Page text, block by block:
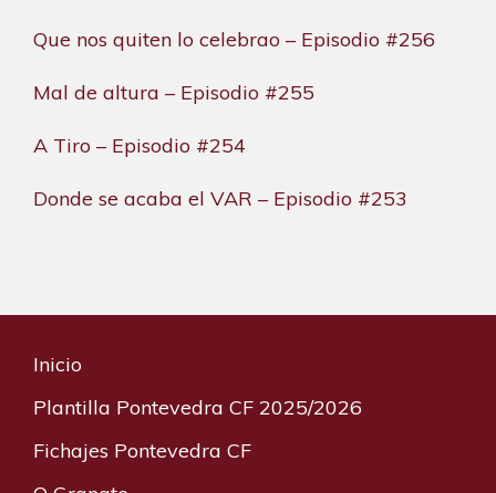
Que nos quiten lo celebrao – Episodio #256
Mal de altura – Episodio #255
A Tiro – Episodio #254
Donde se acaba el VAR – Episodio #253
Inicio
Plantilla Pontevedra CF 2025/2026
Fichajes Pontevedra CF